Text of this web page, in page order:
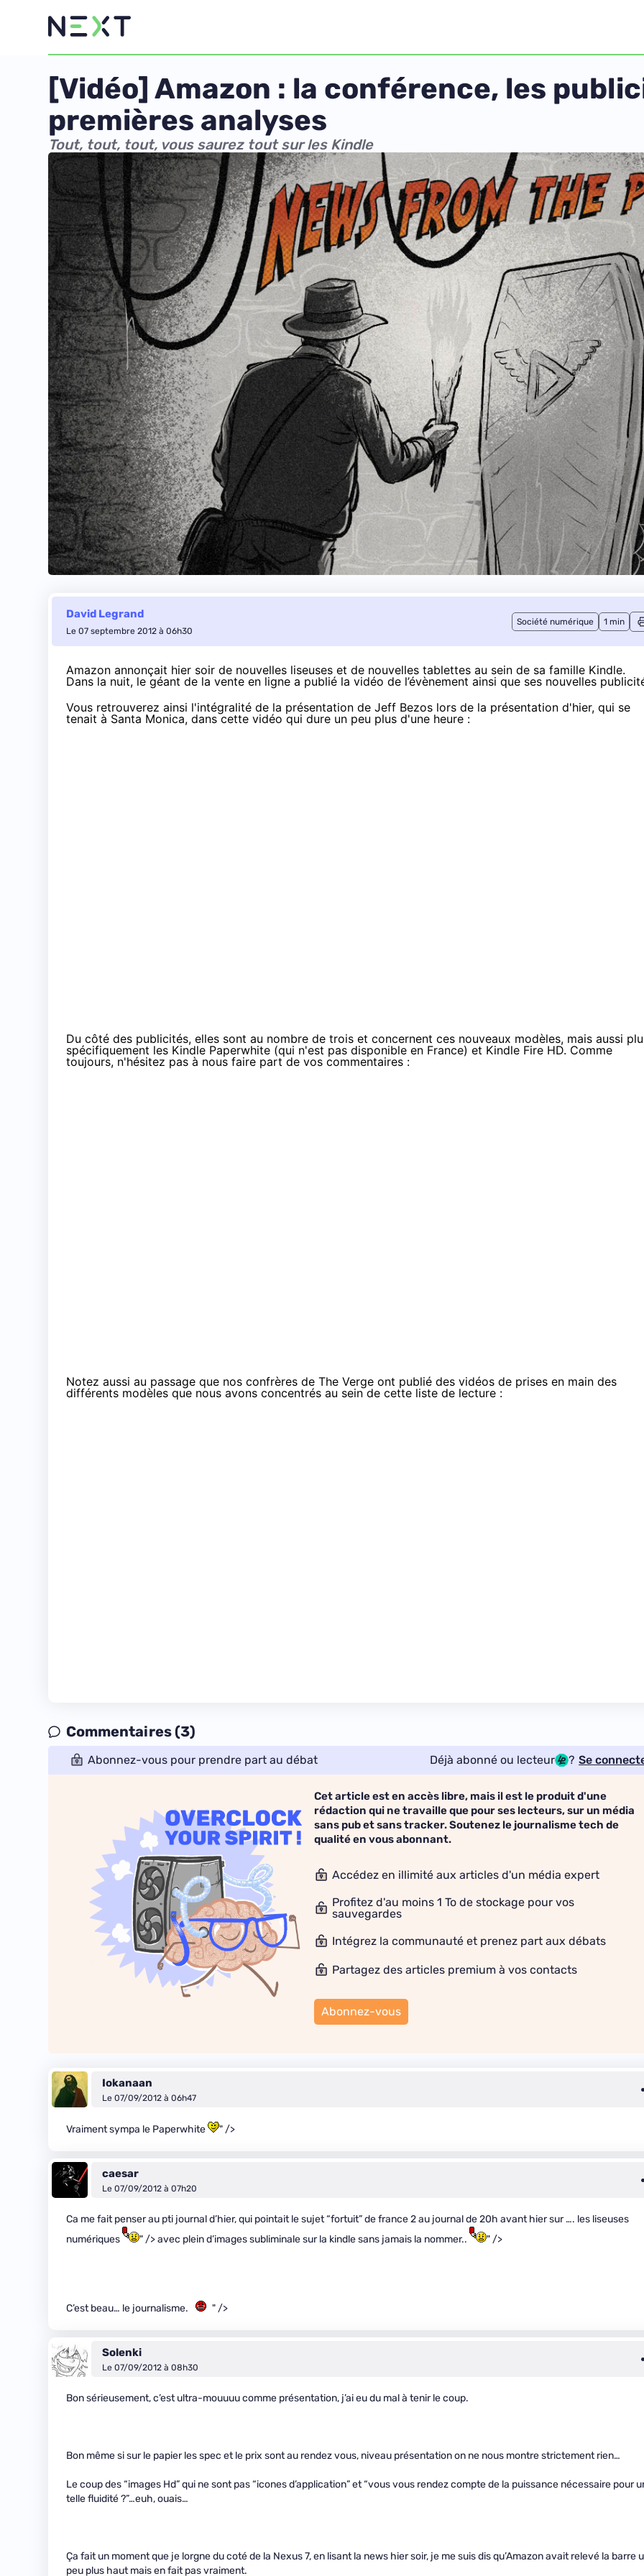
[Vidéo] Amazon : la conférence, les
premières analyses
Tout, tout, tout, vous saurez tout sur les Kindle
David Legrand
Le 07 septembre 2012 à 06h30
Société numérique 1 min
Amazon annonçait hier soir de nouvelles liseuses et de nouvelles tablettes au sein de sa famille Kindle.
Dans la nuit, le géant de la vente en ligne a publié la vidéo de l’évènement ainsi que ses nouvelles
Vous retrouverez ainsi l'intégralité de la présentation de Jeff Bezos lors de la présentation d'hier, qui se
tenait à Santa Monica, dans cette vidéo qui dure un peu plus d'une heure :
Du côté des publicités, elles sont au nombre de trois et concernent ces nouveaux modèles, mais aussi
spécifiquement les Kindle Paperwhite (qui n'est pas disponible en France) et Kindle Fire HD. Comme
toujours, n'hésitez pas à nous faire part de vos commentaires :
Notez aussi au passage que nos confrères de The Verge ont publié des vidéos de prises en main des
différents modèles que nous avons concentrés au sein de cette liste de lecture :
Commentaires (3)
Abonnez-vous pour prendre part au débat Déjà abonné ou lecteur ? Se
Cet article est en accès libre, mais il est le produit d'une
rédaction qui ne travaille que pour ses lecteurs, sur un média
sans pub et sans tracker. Soutenez le journalisme tech de
qualité en vous abonnant.
Accédez en illimité aux articles d'un média expert
Profitez d'au moins 1 To de stockage pour vos
sauvegardes
Intégrez la communauté et prenez part aux débats
Partagez des articles premium à vos contacts
Abonnez-vous
Iokanaan
Le 07/09/2012 à 06h47
Vraiment sympa le Paperwhite " />
caesar
Le 07/09/2012 à 07h20
Ca me fait penser au pti journal d’hier, qui pointait le sujet “fortuit” de france 2 au journal de 20h avant hier sur …. les liseuses
numériques
" /> avec plein d’images subliminale sur la kindle sans jamais la nommer.. " />
C’est beau… le journalisme. " />
Solenki
Le 07/09/2012 à 08h30
Bon sérieusement, c’est ultra-mouuuu comme présentation, j’ai eu du mal à tenir le coup.
Bon même si sur le papier les spec et le prix sont au rendez vous, niveau présentation on ne nous montre strictement rien…
Le coup des “images Hd” qui ne sont pas “icones d’application” et “vous vous rendez compte de la puissance nécessaire pour
telle fluidité ?”…euh, ouais…
Ça fait un moment que je lorgne du coté de la Nexus 7, en lisant la news hier soir, je me suis dis qu’Amazon avait relevé la barre
peu plus haut mais en fait pas vraiment.